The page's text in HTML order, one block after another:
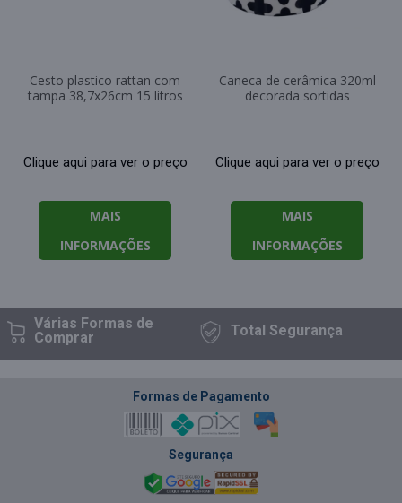
Cesto plastico rattan com
tampa 38,7x26cm 15 litros
Clique aqui para ver o preço
MAIS
INFORMAÇÕES
Caneca de cerâmica 320ml
decorada sortidas
Clique aqui para ver o preço
MAIS
INFORMAÇÕES
Várias Formasde
Comprar
TotalSegurança
Formas de Pagamento
Segurança